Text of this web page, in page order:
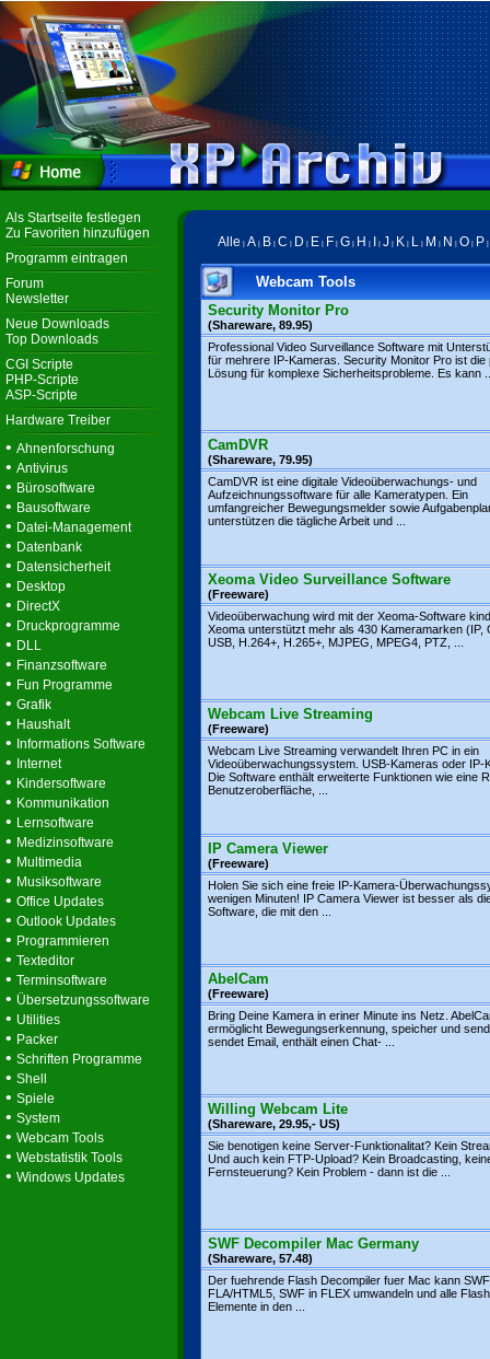
Als Startseite festlegen
Zu Favoriten hinzufügen
Programm eintragen
Forum
Newsletter
Neue Downloads
Top Downloads
CGI Scripte
PHP-Scripte
ASP-Scripte
Hardware Treiber
• Ahnenforschung
• Antivirus
• Bürosoftware
• Bausoftware
• Datei-Management
• Datenbank
• Datensicherheit
• Desktop
• DirectX
• Druckprogramme
• DLL
• Finanzsoftware
• Fun Programme
• Grafik
• Haushalt
• Informations Software
• Internet
• Kindersoftware
• Kommunikation
• Lernsoftware
• Medizinsoftware
• Multimedia
• Musiksoftware
• Office Updates
• Outlook Updates
• Programmieren
• Texteditor
• Terminsoftware
• Übersetzungssoftware
• Utilities
• Packer
• Schriften Programme
• Shell
• Spiele
• System
• Webcam Tools
• Webstatistik Tools
• Windows Updates
Alle A B C D E F G H J K L M N O P
Webcam Tools
Security Monitor Pro
(Shareware, 89.95)
Professional Video Surveillance Software mit
für mehrere IP-Kameras. Security Monitor Pro ist die
Lösung für komplexe Sicherheitsprobleme. Es kann
CamDVR
(Shareware, 79.95)
CamDVR ist eine digitale Videoüberwachungs- und
Aufzeichnungssoftware für alle Kameratypen. Ein
umfangreicher Bewegungsmelder sowie
unterstützen die tägliche Arbeit und ...
Xeoma Video Surveillance Software
(Freeware)
Videoüberwachung wird mit der Xeoma-Software
Xeoma unterstützt mehr als 430 Kameramarken (IP,
USB, H.264+, H.265+, MJPEG, MPEG4, PTZ, ...
Webcam Live Streaming
(Freeware)
Webcam Live Streaming verwandelt Ihren PC in ein
Videoüberwachungssystem. USB-Kameras oder IP-
Die Software enthält erweiterte Funktionen wie eine
Benutzeroberfläche, ...
IP Camera Viewer
(Freeware)
Holen Sie sich eine freie IP-Kamera-
wenigen Minuten! IP Camera Viewer ist besser als
Software, die mit den ...
AbelCam
(Freeware)
Bring Deine Kamera in eriner Minute ins Netz.
ermöglicht Bewegungserkennung, speicher und
sendet Email, enthält einen Chat- ...
Willing Webcam Lite
(Shareware, 29.95,- US)
Sie benotigen keine Server-Funktionalitat? Kein
Und auch kein FTP-Upload? Kein Broadcasting,
Fernsteuerung? Kein Problem - dann ist die ...
SWF Decompiler Mac Germany
(Shareware, 57.48)
Der fuehrende Flash Decompiler fuer Mac kann
FLA/HTML5, SWF in FLEX umwandeln und alle Flash
Elemente in den ...